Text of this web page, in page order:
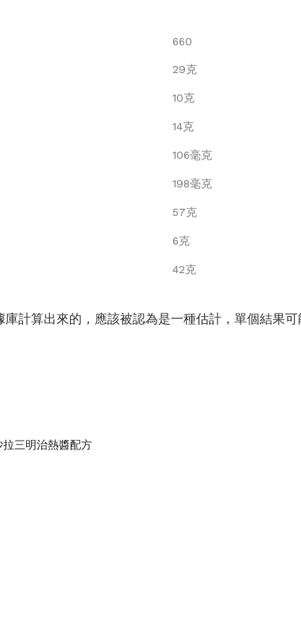
660
29克
10克
14克
106毫克
198毫克
57克
6克
42克
庫計算出來的，應該被認為是一種估計，單個結果可
三明治熱醬配方